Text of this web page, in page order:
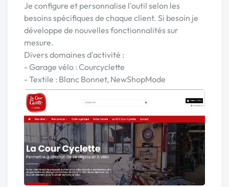
Je configure et personnalise l'outil selon les
besoins spécifiques de chaque client. Si besoin je
développe de nouvelles fonctionnalités sur
mesure.
Divers domaines d'activité :
- Garage vélo : Courcyclette
- Textile : Blanc Bonnet, NewShopMode